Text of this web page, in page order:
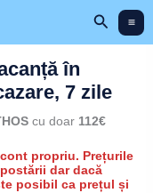
Search
în
7 zile
cu doar 112€
propriu. Prețurile
dar dacă
posibil ca prețul și